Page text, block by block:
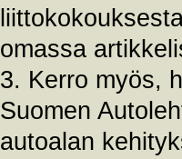
omassa
3. Kerro myös,
Suomen
autoalan